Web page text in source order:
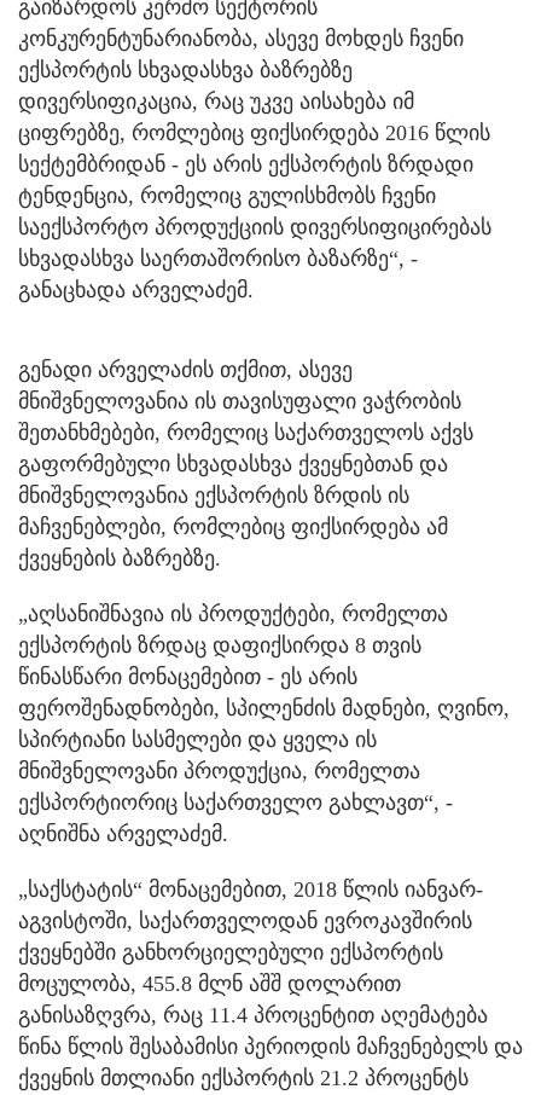
გაიზარდოს კერძო სექტორის
კონკურენტუნარიანობა, ასევე მოხდეს ჩვენი
ექსპორტის სხვადასხვა ბაზრებზე
დივერსიფიკაცია, რაც უკვე აისახება იმ
ციფრებზე, რომლებიც ფიქსირდება 2016 წლის
სექტემბრიდან - ეს არის ექსპორტის ზრდადი
ტენდენცია, რომელიც გულისხმობს ჩვენი
საექსპორტო პროდუქციის დივერსიფიცირებას
სხვადასხვა საერთაშორისო ბაზარზე“, -
განაცხადა არველაძემ.
გენადი არველაძის თქმით, ასევე
მნიშვნელოვანია ის თავისუფალი ვაჭრობის
შეთანხმებები, რომელიც საქართველოს აქვს
გაფორმებული სხვადასხვა ქვეყნებთან და
მნიშვნელოვანია ექსპორტის ზრდის ის
მაჩვენებლები, რომლებიც ფიქსირდება ამ
ქვეყნების ბაზრებზე.
„აღსანიშნავია ის პროდუქტები, რომელთა
ექსპორტის ზრდაც დაფიქსირდა 8 თვის
წინასწარი მონაცემებით - ეს არის
ფეროშენადნობები, სპილენძის მადნები, ღვინო,
სპირტიანი სასმელები და ყველა ის
მნიშვნელოვანი პროდუქცია, რომელთა
ექსპორტიორიც საქართველო გახლავთ“, -
აღნიშნა არველაძემ.
„საქსტატის“ მონაცემებით, 2018 წლის იანვარ-
აგვისტოში, საქართველოდან ევროკავშირის
ქვეყნებში განხორციელებული ექსპორტის
მოცულობა, 455.8 მლნ აშშ დოლარით
განისაზღვრა, რაც 11.4 პროცენტით აღემატება
წინა წლის შესაბამისი პერიოდის მაჩვენებელს და
ქვეყნის მთლიანი ექსპორტის 21.2 პროცენტს